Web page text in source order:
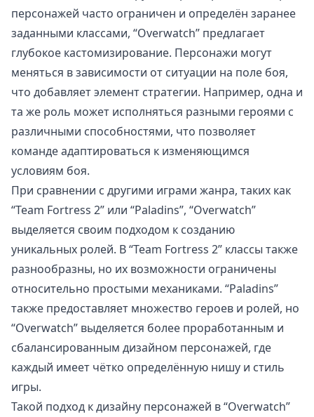
персонажей часто ограничен и определён заранее
заданными классами, “Overwatch” предлагает
глубокое кастомизирование. Персонажи могут
меняться в зависимости от ситуации на поле боя,
что добавляет элемент стратегии. Например, одна и
та же роль может исполняться разными героями с
различными способностями, что позволяет
команде адаптироваться к изменяющимся
условиям боя.
При сравнении с другими играми жанра, таких как
“Team Fortress 2” или “Paladins”, “Overwatch”
выделяется своим подходом к созданию
уникальных ролей. В “Team Fortress 2” классы также
разнообразны, но их возможности ограничены
относительно простыми механиками. “Paladins”
также предоставляет множество героев и ролей, но
“Overwatch” выделяется более проработанным и
сбалансированным дизайном персонажей, где
каждый имеет чётко определённую нишу и стиль
игры.
Такой подход к дизайну персонажей в “Overwatch”